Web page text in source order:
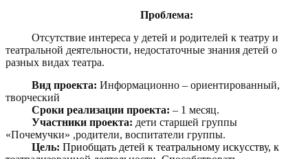
Проблема:
Отсутствие интереса у детей и родителей к театру и
театральной деятельности, недостаточные знания детей о
разных видах театра.
Вид проекта: Информационно – ориентированный,
творческий
Сроки реализации проекта: – 1 месяц.
Участники проекта: дети старшей группы
«Почемучки» ,родители, воспитатели группы.
Цель: Приобщать детей к театральному искусству, к